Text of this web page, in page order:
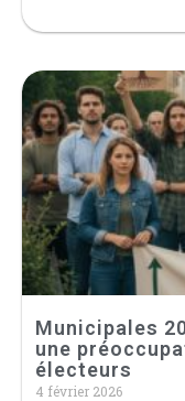
Municipales
une
électeurs
4 février 2026